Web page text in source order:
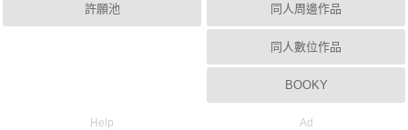
許願池 同人周邊作品
同人數位作品
BOOKY
Help Ad